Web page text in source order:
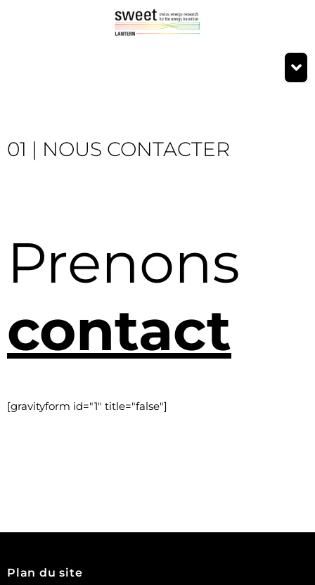
01 | NOUS CONTACTER
Prenons
contact
[gravityform id="1" title="false"]
Plan du site